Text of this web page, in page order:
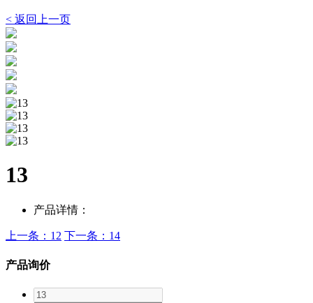
< 返回上一页
13
产品详情：
上一条：12 下一条：14
产品询价